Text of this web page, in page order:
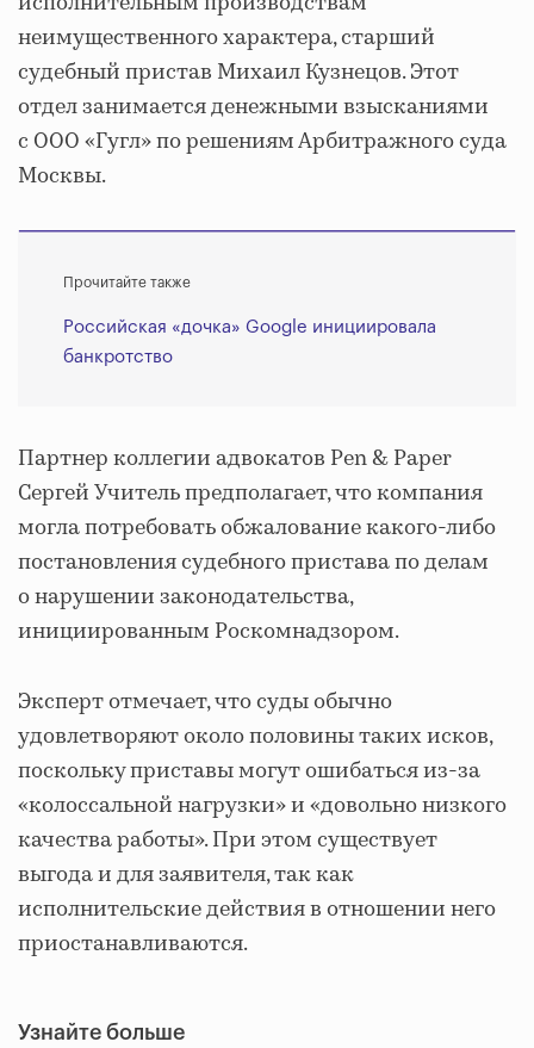
неимущественного характера, старший
судебный пристав Михаил Кузнецов. Этот
отдел занимается денежными взысканиями
с ООО «Гугл» по решениям Арбитражного суда
Москвы.
Прочитайте также
Российская «дочка» Google инициировала
банкротство
Партнер коллегии адвокатов Pen & Paper
Сергей Учитель предполагает, что компания
могла потребовать обжалование какого-либо
постановления судебного пристава по делам
о нарушении законодательства,
инициированным Роскомнадзором.
Эксперт отмечает, что суды обычно
удовлетворяют около половины таких исков,
поскольку приставы могут ошибаться из-за
«колоссальной нагрузки» и «довольно низкого
качества работы». При этом существует
выгода и для заявителя, так как
исполнительские действия в отношении него
приостанавливаются.
Узнайте больше